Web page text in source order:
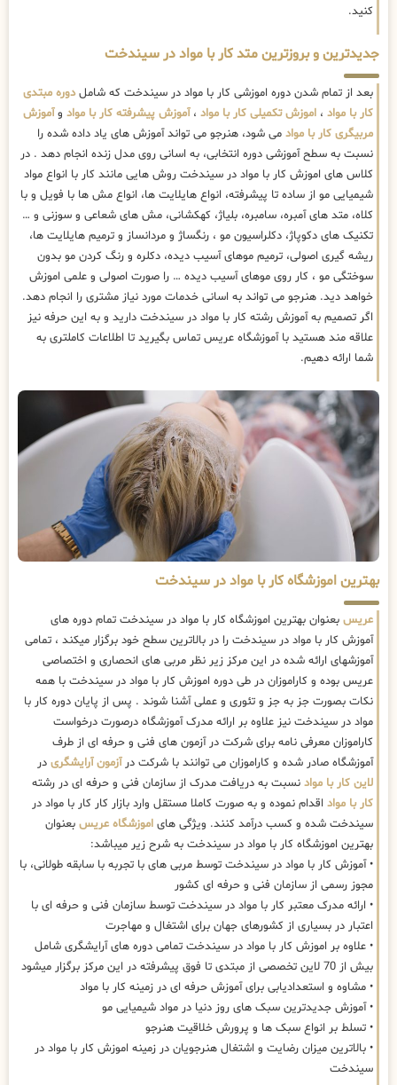
کنید.
جدیدترین و بروزترین متد کار با مواد در سیندخت
بعد از تمام شدن دوره اموزشی کار با مواد در سیندخت که شاملدوره مبتدی
کار با مواد ، اموزش تکمیلی کار با مواد ،آموزش پیشرفته کار با مواد وآموزش
مربیگری کار با مواد می شود، هنرجو می تواند آموزش های یاد داده شده را
نسبت به سطح آموزشی دوره انتخابی، به اسانی روی مدل زنده انجام دهد . در
کلاس های اموزش کار با مواد در سیندخت روش هایی مانند کار با انواع مواد
شیمیایی مو از ساده تا پیشرفته، انواع هایلایت ها، انواع مش ها با فویل و با
کلاه، متد های آمبره، سامبره، بلیاژ، کهکشانی، مش های شعاعی و سوزنی و …
تکنیک های دکوپاژ، دکلراسیون مو ، رنگساژ و مردانساز و ترمیم هایلایت ها،
ریشه گیری اصولی، ترمیم موهای آسیب دیده، دکلره و رنگ کردن مو بدون
سوختگی مو ، کار روی موهای آسیب دیده … را صورت اصولی و علمی اموزش
خواهد دید. هنرجو می تواند به اسانی خدمات مورد نیاز مشتری را انجام دهد.
اگر تصمیم به آموزش رشته کار با مواد در سیندخت دارید و به این حرفه نیز
علاقه مند هستید با آموزشگاه عریس تماس بگیرید تا اطلاعات کاملتری به
شما ارائه دهیم.
بهترین اموزشگاه کار با مواد در سیندخت
عریس بعنوان بهترین اموزشگاه کار با مواد در سیندخت تمام دوره های
آموزش کار با مواد در سیندخت را در بالاترین سطح خود برگزار میکند ، تمامی
آموزشهای ارائه شده در این مرکز زیر نظر مربی های انحصاری و اختصاصی
عریس بوده و کاراموزان در طی دوره اموزش کار با مواد در سیندخت با همه
نکات بصورت جز به جز و تئوری و عملی آشنا شوند . پس از پایان دوره کار با
مواد در سیندخت نیز علاوه بر ارائه مدرک آموزشگاه درصورت درخواست
کاراموزان معرفی نامه برای شرکت در آزمون های فنی و حرفه ای از طرف
آموزشگاه صادر شده و کاراموزان می توانند با شرکت درآزمون آرایشگری در
لاین کار با مواد نسبت به دریافت مدرک از سازمان فنی و حرفه ای در رشته
کار با مواد اقدام نموده و به صورت کاملا مستقل وارد بازار کار کار با مواد در
سیندخت شده و کسب درآمد کنند. ویژگی های اموزشگاه عریس بعنوان
بهترین اموزشگاه کار با مواد در سیندخت به شرح زیر میباشد:
• آموزش کار با مواد در سیندخت توسط مربی های با تجربه با سابقه طولانی، با
مجوز رسمی از سازمان فنی و حرفه ای کشور
• ارائه مدرک معتبر کار با مواد در سیندخت توسط سازمان فنی و حرفه ای با
اعتبار در بسیاری از کشورهای جهان برای اشتغال و مهاجرت
• علاوه بر اموزش کار با مواد در سیندخت تمامی دوره های آرایشگری شامل
بیش از 70 لاین تخصصی از مبتدی تا فوق پیشرفته در این مرکز برگزار میشود
• مشاوه و استعدادیابی برای آموزش حرفه ای در زمینه کار با مواد
• آموزش جدیدترین سبک های روز دنیا در مواد شیمیایی مو
• تسلط بر انواع سبک ها و پرورش خلاقیت هنرجو
• بالاترین میزان رضایت و اشتغال هنرجویان در زمینه اموزش کار با مواد در
سیندخت